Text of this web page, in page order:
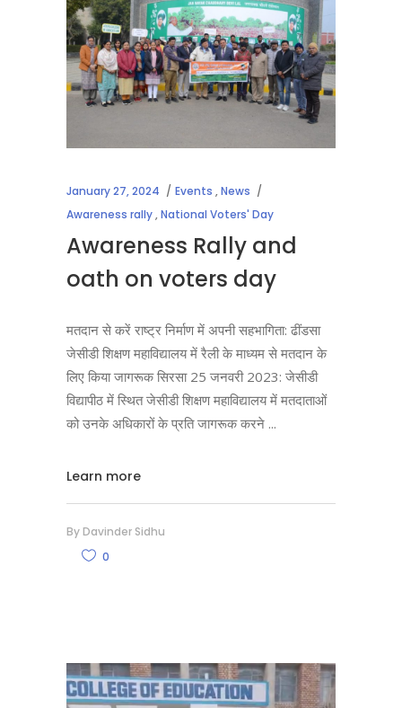
January 27, 2024 Events ,News
Awareness rally,National Voters' Day
Awareness Rally and
oath on voters day
मतदान से करें राष्ट्र निर्माण में अपनी सहभागिता: ढींडसा
जेसीडी शिक्षण महाविद्यालय में रैली के माध्यम से मतदान के
लिए किया जागरूक सिरसा 25 जनवरी 2023: जेसीडी
विद्यापीठ में स्थित जेसीडी शिक्षण महाविद्यालय में मतदाताओं
को उनके अधिकारों के प्रति जागरूक करने
Learn more
By Davinder Sidhu
0